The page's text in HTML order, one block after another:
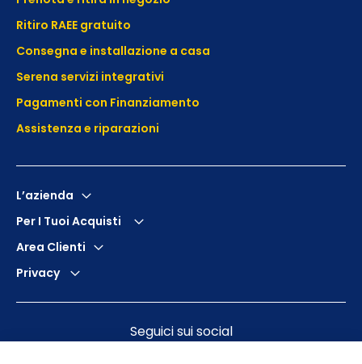
Ritiro RAEE gratuito
Consegna e installazione a casa
Serena servizi integrativi
Pagamenti con Finanziamento
Assistenza e riparazioni
L’azienda
Per I Tuoi Acquisti
Area Clienti
Privacy
Seguici sui social